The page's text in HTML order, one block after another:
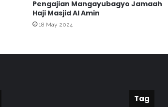
Pengajian Mangayubagyo Jamaah
Haji Masjid Al Amin
18 May 2024
Tag